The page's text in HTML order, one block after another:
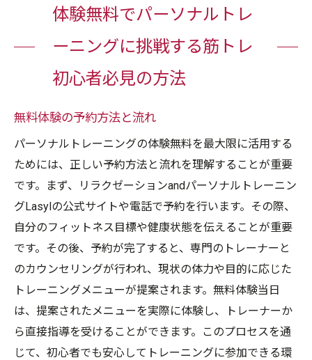
体験無料でパーソナルトレ
ーニングに挑戦する筋トレ
初心者必見の方法
無料体験の予約方法と流れ
パーソナルトレーニングの体験無料を最大限に活用する
ためには、正しい予約方法と流れを理解することが重要
です。まず、リラクゼーションandパーソナルトレーニン
グLasylの公式サイトや電話で予約を行います。その際、
自分のフィットネス目標や健康状態を伝えることが重要
です。その後、予約が完了すると、専門のトレーナーと
のカウンセリングが行われ、現状の体力や目的に応じた
トレーニングメニューが提案されます。無料体験当日
は、提案されたメニューを実際に体験し、トレーナーか
ら直接指導を受けることができます。このプロセスを通
じて、初心者でも安心してトレーニングに参加できる環